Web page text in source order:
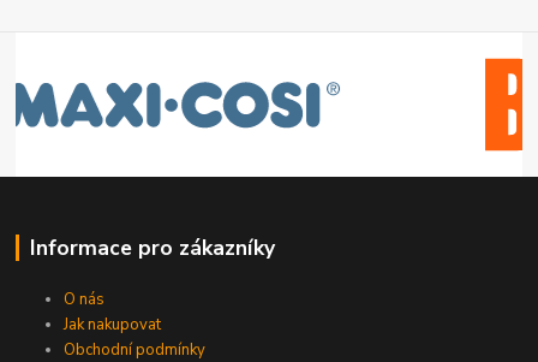
Informace pro zákazníky
O nás
Jak nakupovat
Obchodní podmínky